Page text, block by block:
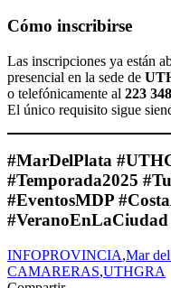
Cómo inscribirse
Las inscripciones ya están
presencial en la sede de
o telefónicamente al 223
El único requisito sigue
#MarDelPlata
#Temporada2025
#EventosMDP
#VeranoEnLaCiudad
INFOPROVINCIA,Mar
CAMARERAS,UTHGRA